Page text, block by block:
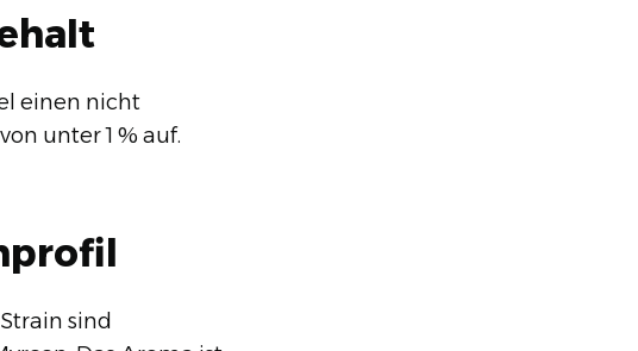
einen nicht
unter 1 % auf.
sind